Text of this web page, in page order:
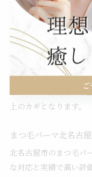
います。施術後のまつ
も、リピーター獲得の
注意点として、口コミ
を参考にすることが大
よりカールが強すぎた
られるため、自分の希
上のカギとなります。
まつ毛パーマ北名古
北名古屋市のまつ毛パ
な対応と実績で高い評